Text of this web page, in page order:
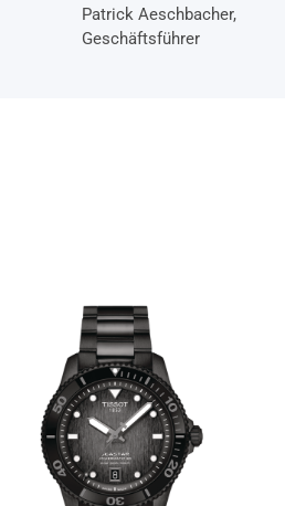
Patrick Aeschbacher,
Geschäftsführer